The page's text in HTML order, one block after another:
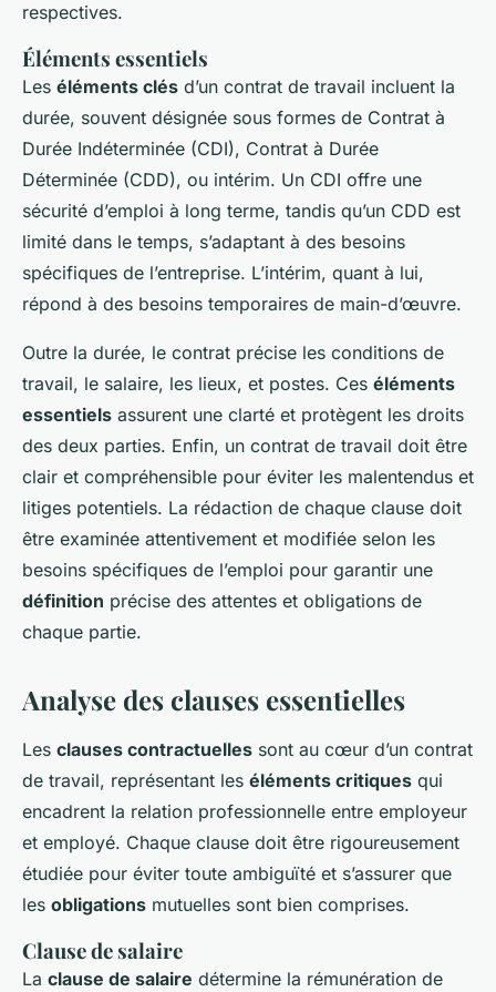
respectives.
Éléments essentiels
Les éléments clés d’un contrat de travail incluent la
durée, souvent désignée sous formes de Contrat à
Durée Indéterminée (CDI), Contrat à Durée
Déterminée (CDD), ou intérim. Un CDI offre une
sécurité d’emploi à long terme, tandis qu’un CDD est
limité dans le temps, s’adaptant à des besoins
spécifiques de l’entreprise. L’intérim, quant à lui,
répond à des besoins temporaires de main-d’œuvre.
Outre la durée, le contrat précise les conditions de
travail, le salaire, les lieux, et postes. Ces éléments
essentiels assurent une clarté et protègent les droits
des deux parties. Enfin, un contrat de travail doit être
clair et compréhensible pour éviter les malentendus et
litiges potentiels. La rédaction de chaque clause doit
être examinée attentivement et modifiée selon les
besoins spécifiques de l’emploi pour garantir une
définition précise des attentes et obligations de
chaque partie.
Analyse des clauses essentielles
Les clauses contractuelles sont au cœur d’un contrat
de travail, représentant les éléments critiques qui
encadrent la relation professionnelle entre employeur
et employé. Chaque clause doit être rigoureusement
étudiée pour éviter toute ambiguïté et s’assurer que
les obligations mutuelles sont bien comprises.
Clause de salaire
La clause de salaire détermine la rémunération de